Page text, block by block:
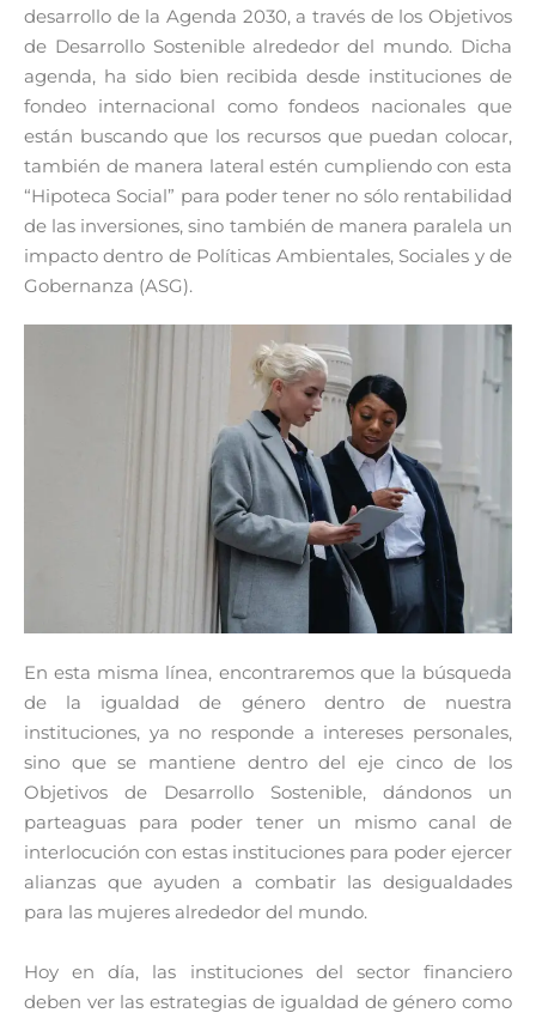
desarrollo de la Agenda 2030, a través de los Objetivos
de Desarrollo Sostenible alrededor del mundo. Dicha
agenda, ha sido bien recibida desde instituciones de
fondeo internacional como fondeos nacionales que
están buscando que los recursos que puedan colocar,
también de manera lateral estén cumpliendo con esta
“Hipoteca Social” para poder tener no sólo rentabilidad
de las inversiones, sino también de manera paralela un
impacto dentro de Políticas Ambientales, Sociales y de
Gobernanza (ASG).
En esta misma línea, encontraremos que la búsqueda
de la igualdad de género dentro de nuestra
instituciones, ya no responde a intereses personales,
sino que se mantiene dentro del eje cinco de los
Objetivos de Desarrollo Sostenible, dándonos un
parteaguas para poder tener un mismo canal de
interlocución con estas instituciones para poder ejercer
alianzas que ayuden a combatir las desigualdades
para las mujeres alrededor del mundo.
Hoy en día, las instituciones del sector financiero
deben ver las estrategias de igualdad de género como